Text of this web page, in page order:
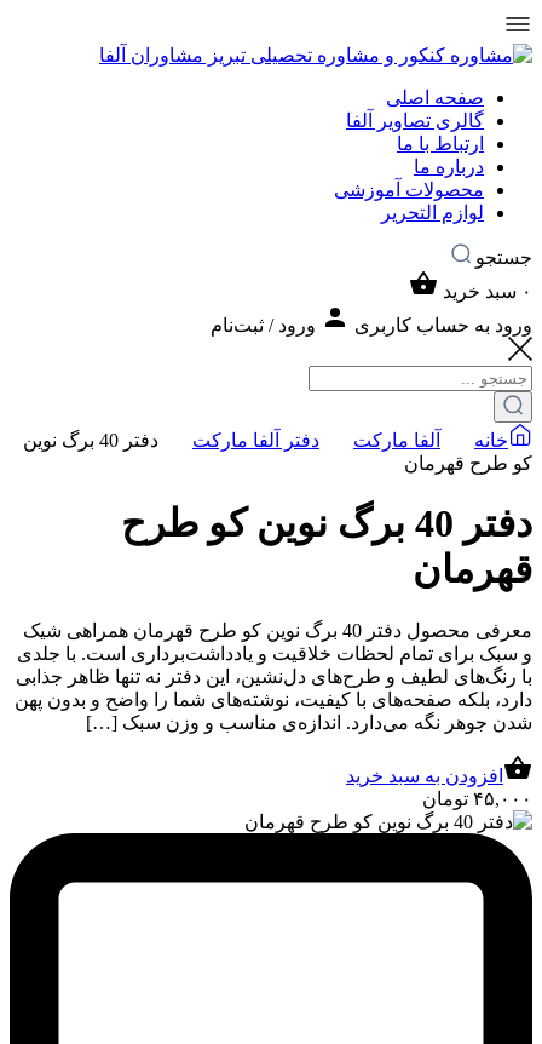
صفحه اصلی
گالری تصاویر آلفا
ارتباط با ما
درباره ما
محصولات آموزشی
لوازم التحریر
جستجو
۰ سبد خرید
ورود به حساب کاربری
ورود / ثبت‌نام
خانه آلفا مارکت دفتر آلفا مارکت
دفتر 40 برگ نوین
کو طرح قهرمان
دفتر 40 برگ نوین کو طرح
قهرمان
معرفی محصول دفتر 40 برگ نوین کو طرح قهرمان همراهی شیک
و سبک برای تمام لحظات خلاقیت و یادداشت‌برداری است. با جلدی
با رنگ‌های لطیف و طرح‌های دل‌نشین، این دفتر نه تنها ظاهر جذابی
دارد، بلکه صفحه‌های با کیفیت، نوشته‌های شما را واضح و بدون پهن
شدن جوهر نگه می‌دارد. اندازه‌ی مناسب و وزن سبک […]
افزودن به سبد خرید
۴۵,۰۰۰ تومان